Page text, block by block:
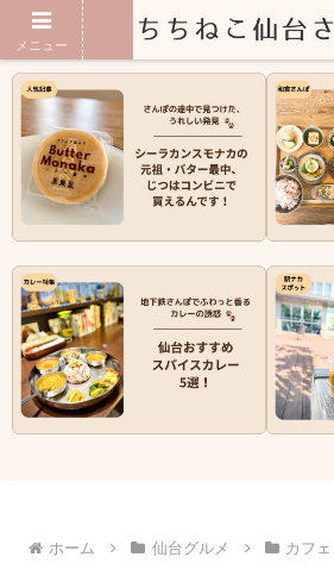
地元民が教える仙台の穴
ホーム 仙台グルメ カフェ
メニュー